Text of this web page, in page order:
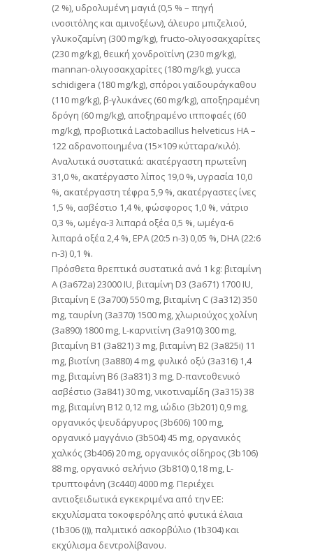
(2 %), υδρολυμένη μαγιά (0,5 % – πηγή
ινοσιτόλης και αμινοξέων), άλευρο μπιζελιού,
γλυκοζαμίνη (300 mg/kg), fructo-ολιγοσακχαρίτες
(230 mg/kg), θειική χονδροϊτίνη (230 mg/kg),
mannan-ολιγοσακχαρίτες (180 mg/kg), yucca
schidigera (180 mg/kg), σπόροι γαϊδουράγκαθου
(110 mg/kg), β-γλυκάνες (60 mg/kg), αποξηραμένη
δρόγη (60 mg/kg), αποξηραμένο ιπποφαές (60
mg/kg), προβιοτικά Lactobacillus helveticus HA –
122 αδρανοποιημένα (15×109 κύτταρα/κιλό).
Αναλυτικά συστατικά: ακατέργαστη πρωτεΐνη
31,0 %, ακατέργαστο λίπος 19,0 %, υγρασία 10,0
%, ακατέργαστη τέφρα 5,9 %, ακατέργαστες ίνες
1,5 %, ασβέστιο 1,4 %, φώσφορος 1,0 %, νάτριο
0,3 %, ωμέγα-3 λιπαρά οξέα 0,5 %, ωμέγα-6
λιπαρά οξέα 2,4 %, EPA (20:5 n-3) 0,05 %, DHA (22:6
n-3) 0,1 %.
Πρόσθετα θρεπτικά συστατικά ανά 1 kg: βιταμίνη
A (3a672a) 23000 IU, βιταμίνη D3 (3a671) 1700 IU,
βιταμίνη E (3a700) 550 mg, βιταμίνη C (3a312) 350
mg, ταυρίνη (3a370) 1500 mg, χλωριούχος χολίνη
(3a890) 1800 mg, L-καρνιτίνη (3a910) 300 mg,
βιταμίνη B1 (3a821) 3 mg, βιταμίνη B2 (3a825i) 11
mg, βιοτίνη (3a880) 4 mg, φυλικό οξύ (3a316) 1,4
mg, βιταμίνη B6 (3a831) 3 mg, D-παντοθενικό
ασβέστιο (3a841) 30 mg, νικοτιναμίδη (3a315) 38
mg, βιταμίνη B12 0,12 mg, ιώδιο (3b201) 0,9 mg,
οργανικός ψευδάργυρος (3b606) 100 mg,
οργανικό μαγγάνιο (3b504) 45 mg, οργανικός
χαλκός (3b406) 20 mg, οργανικός σίδηρος (3b106)
88 mg, οργανικό σελήνιο (3b810) 0,18 mg, L-
τρυπτοφάνη (3c440) 4000 mg. Περιέχει
αντιοξειδωτικά εγκεκριμένα από την ΕΕ:
εκχυλίσματα τοκοφερόλης από φυτικά έλαια
(1b306 (i)), παλμιτικό ασκορβύλιο (1b304) και
εκχύλισμα δεντρολίβανου.